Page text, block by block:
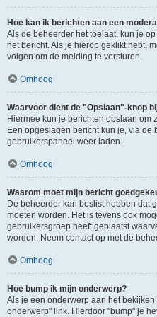
Hoe kan ik berichten aan een
Als de beheerder het toelaat, kun je
het bericht. Als je hierop geklikt hebt,
volgen om de melding te versturen.
Omhoog
Waarvoor dient de "Opslaan"-knop
Hiermee kun je berichten opslaan om
Een opgeslagen bericht kun je, via de
gebruikerspaneel weer laden.
Omhoog
Waarom moet mijn bericht
De beheerder kan beslist hebben dat
moeten worden. Het is tevens ook
gebruikersgroep heeft geplaatst
worden. Neem contact op met de
Omhoog
Hoe bump ik mijn onderwerp?
Als je een onderwerp aan het
onderwerp" link. Hierdoor "bump" je